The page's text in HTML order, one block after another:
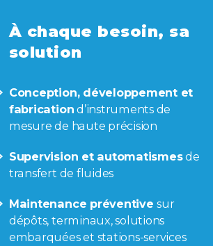
À chaque besoin, sa
solution
Conception, développement et
fabrication d’instruments de
mesure de haute précision
Supervision et automatismesde
transfert de fluides
Maintenance préventivesur
dépôts, terminaux, solutions
embarquées et stations-services